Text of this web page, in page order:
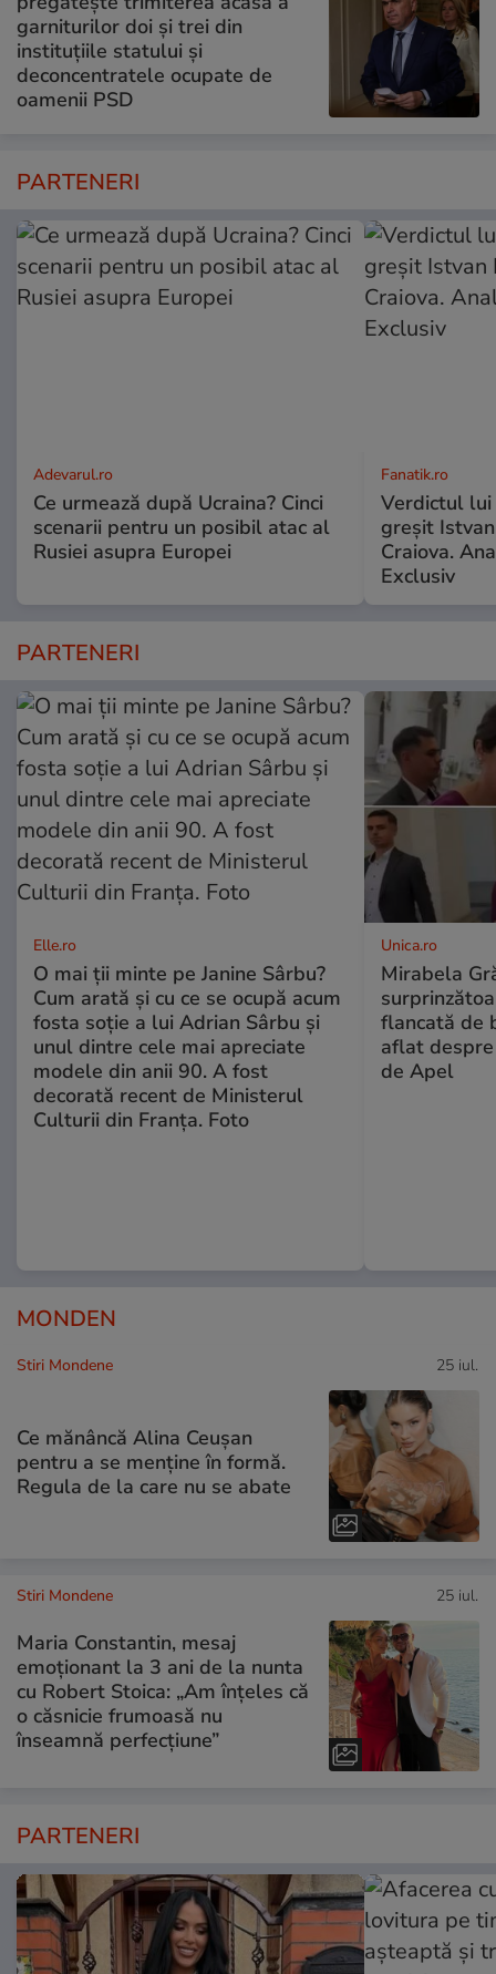
garniturilor doi și trei din
instituțiile statului și
deconcentratele ocupate de
oamenii PSD
PARTENERI
Adevarul.ro
Ce urmează după Ucraina? Cinci
scenarii pentru un posibil atac al
Rusiei asupra Europei
Fanatik.ro
Verdictul lui
greșit
Craiova.
Exclusiv
PARTENERI
Elle.ro
O mai ții minte pe Janine Sârbu?
Cum arată și cu ce se ocupă acum
fosta soție a lui Adrian Sârbu și
unul dintre cele mai apreciate
modele din anii 90. A fost
decorată recent de Ministerul
Culturii din Franța. Foto
Unica.ro
Mirabela
flancată de
aflat
de Apel
MONDEN
Stiri Mondene 25 iul.
Ce mănâncă Alina Ceușan
pentru a se menține în formă.
Regula de la care nu se abate
Stiri Mondene 25 iul.
Maria Constantin, mesaj
emoționant la 3 ani de la nunta
cu Robert Stoica: „Am înțeles că
o căsnicie frumoasă nu
înseamnă perfecțiune”
PARTENERI